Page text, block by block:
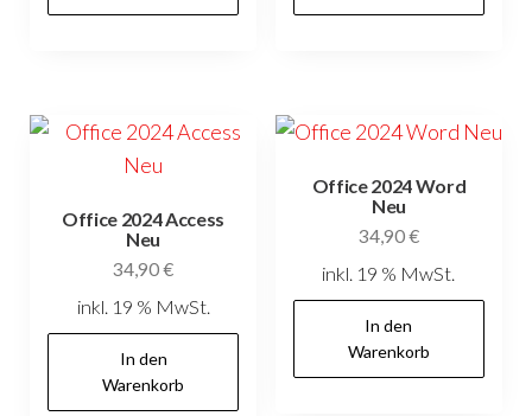
Office 2024 Access
Neu
34,90€
inkl. 19 % MwSt.
In den
Warenkorb
Office 2024 Word
Neu
34,90€
inkl. 19 % MwSt.
In den
Warenkorb